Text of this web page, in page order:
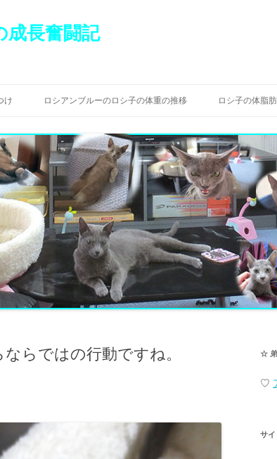
成長奮闘記
ン
へ
ス
キ
ッ
プ
け ロシアンブルーのロシ子の体重の推移 ロシ子の体脂
らではの行動ですね。 ☆ 弟
♡
サイ